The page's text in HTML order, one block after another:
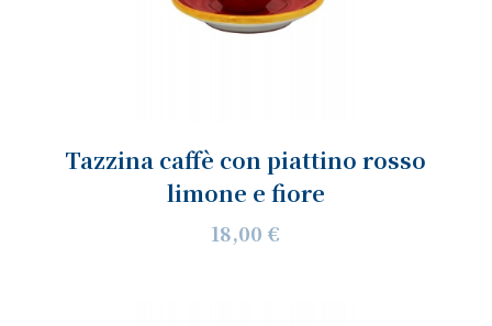
Tazzina caffè con piattino rosso
limone e fiore
18,00 €